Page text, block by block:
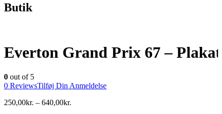
Butik
Everton Grand Prix 67 – Plakat
0 out of 5
0 ReviewsTilføj Din Anmeldelse
250,00kr. – 640,00kr.